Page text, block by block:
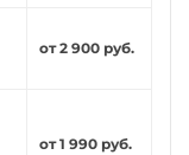
от 2 900 руб.
от 1 990 руб.